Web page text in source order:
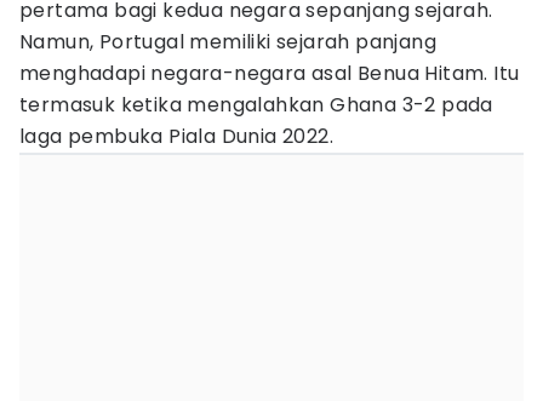
pertama bagi kedua negara sepanjang sejarah.
Namun, Portugal memiliki sejarah panjang
menghadapi negara-negara asal Benua Hitam. Itu
termasuk ketika mengalahkan Ghana 3-2 pada
laga pembuka Piala Dunia 2022.